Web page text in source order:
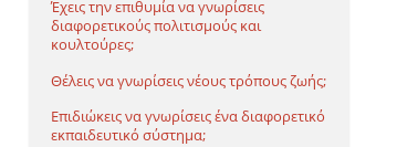
Έχεις την επιθυμία να γνωρίσεις
διαφορετικούς πολιτισμούς και
κουλτούρες;
Θέλεις να γνωρίσεις νέους τρόπους ζωής;
Επιδιώκεις να γνωρίσεις ένα διαφορετικό
εκπαιδευτικό σύστημα;